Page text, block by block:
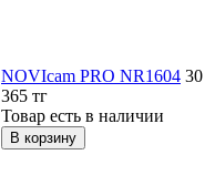
NOVIcam PRO NR1604 30
365 тг
Товар есть в наличии